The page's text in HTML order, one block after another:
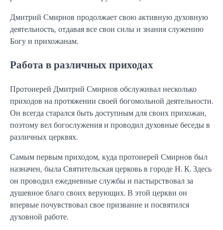
Дмитрий Смирнов продолжает свою активную духовную
деятельность, отдавая все свои силы и знания служению
Богу и прихожанам.
Работа в различных приходах
Протоиерей Дмитрий Смирнов обслуживал несколько
приходов на протяжении своей богомольной деятельности.
Он всегда старался быть доступным для своих прихожан,
поэтому вел богослужения и проводил духовные беседы в
различных церквях.
Самым первым приходом, куда протоиерей Смирнов был
назначен, была Святительская церковь в городе Н. К. Здесь
он проводил ежедневные службы и пастырствовал за
душевное благо своих верующих. В этой церкви он
впервые почувствовал свое призвание и посвятился
духовной работе.